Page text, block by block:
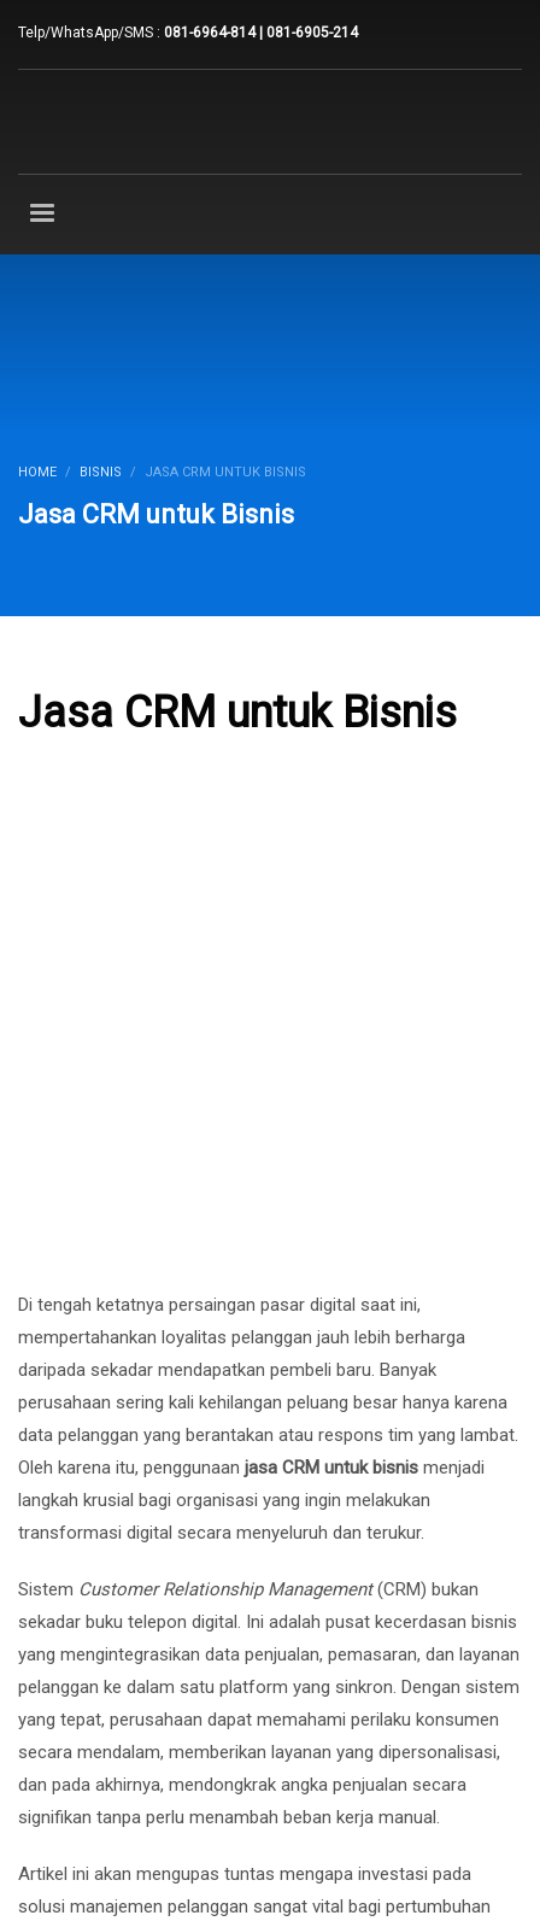
Telp/WhatsApp/SMS : 081-6964-814 | 081-6905-214
HOME BISNIS JASA CRM UNTUK BISNIS
Jasa CRM untuk Bisnis
Jasa CRM untuk Bisnis
Di tengah ketatnya persaingan pasar digital saat ini,
mempertahankan loyalitas pelanggan jauh lebih berharga
daripada sekadar mendapatkan pembeli baru. Banyak
perusahaan sering kali kehilangan peluang besar hanya karena
data pelanggan yang berantakan atau respons tim yang lambat.
Oleh karena itu, penggunaan jasa CRM untuk bisnis menjadi
langkah krusial bagi organisasi yang ingin melakukan
transformasi digital secara menyeluruh dan terukur.
Sistem Customer Relationship Management(CRM) bukan
sekadar buku telepon digital. Ini adalah pusat kecerdasan bisnis
yang mengintegrasikan data penjualan, pemasaran, dan layanan
pelanggan ke dalam satu platform yang sinkron. Dengan sistem
yang tepat, perusahaan dapat memahami perilaku konsumen
secara mendalam, memberikan layanan yang dipersonalisasi,
dan pada akhirnya, mendongkrak angka penjualan secara
signifikan tanpa perlu menambah beban kerja manual.
Artikel ini akan mengupas tuntas mengapa investasi pada
solusi manajemen pelanggan sangat vital bagi pertumbuhan